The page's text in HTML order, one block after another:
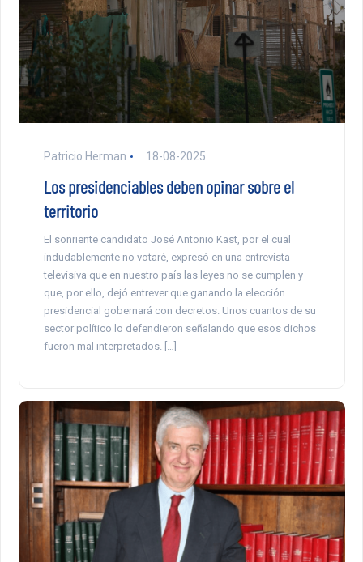
Patricio Herman 18-08-2025
Los presidenciables deben opinar sobre el
territorio
El sonriente candidato José Antonio Kast, por el cual
indudablemente no votaré, expresó en una entrevista
televisiva que en nuestro país las leyes no se cumplen y
que, por ello, dejó entrever que ganando la elección
presidencial gobernará con decretos. Unos cuantos de su
sector político lo defendieron señalando que esos dichos
fueron mal interpretados. […]